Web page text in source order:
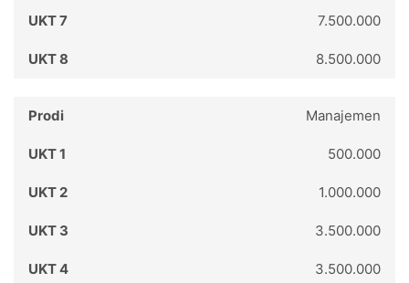
7.500.000
8.500.000
Manajemen
500.000
1.000.000
3.500.000
3.500.000